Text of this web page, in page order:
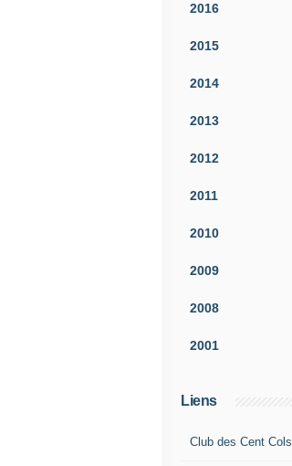
2016
2015
2014
2013
2012
2011
2010
2009
2008
2001
Liens
Club des Cent Cols